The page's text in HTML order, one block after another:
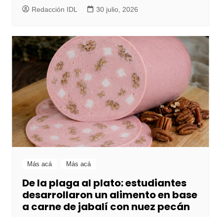
Redacción IDL 30 julio, 2026
Más acá Más acá
De la plaga al plato: estudiantes
desarrollaron un alimento en base
a carne de jabalí con nuez pecán